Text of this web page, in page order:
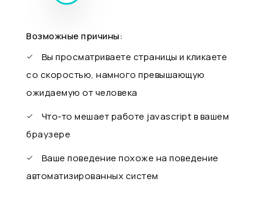
Возможные причины:
Вы просматриваете страницы и кликаете
со скоростью, намного превышающую
ожидаемую от человека
Что-то мешает работе javascript в вашем
браузере
Ваше поведение похоже на поведение
автоматизированных систем